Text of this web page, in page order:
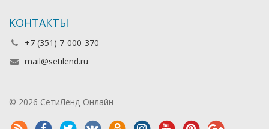
КОНТАКТЫ
+7 (351) 7-000-370
mail@setilend.ru
© 2026 СетиЛенд-Онлайн